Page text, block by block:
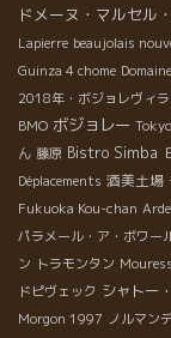
ドメーヌ・マルセル
Lapierre beaujolais
Guinza 4 chome
2018年・ボジョレヴィ
BMO ボジョレー
ん 藤原 Bistro Simba
Déplacements 酒美土場
Fukuoka Kou-chan
パラメール・ア・ボワー
ン トラモンタン
ドピヴェック シャトー
Morgon 1997 ノルマン